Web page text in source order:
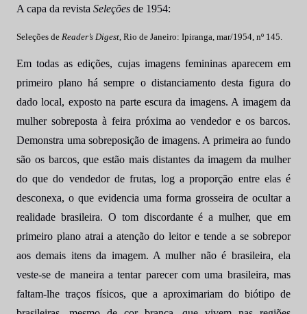
A capa da revista Seleções de 1954:
Seleções de Reader’s Digest , Rio de Janeiro: Ipiranga, mar/1954, nº 145.
Em todas as edições, cujas imagens femininas aparecem em
primeiro plano há sempre o distanciamento desta figura do
dado local, exposto na parte escura da imagens. A imagem da
mulher sobreposta à feira próxima ao vendedor e os barcos.
Demonstra uma sobreposição de imagens. A primeira ao fundo
são os barcos, que estão mais distantes da imagem da mulher
do que do vendedor de frutas, log a proporção entre elas é
desconexa, o que evidencia uma forma grosseira de ocultar a
realidade brasileira. O tom discordante é a mulher, que em
primeiro plano atrai a atenção do leitor e tende a se sobrepor
aos demais itens da imagem. A mulher não é brasileira, ela
veste-se de maneira a tentar parecer com uma brasileira, mas
faltam-lhe traços físicos, que a aproximariam do biótipo de